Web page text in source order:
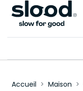
Accueil Maison